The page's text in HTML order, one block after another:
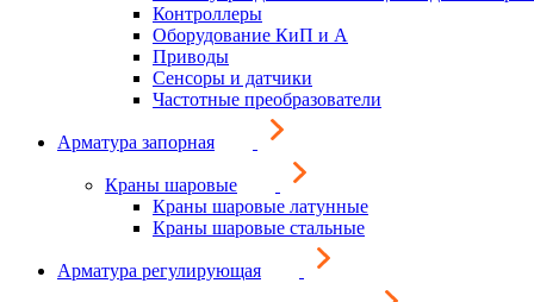
Контроллеры
Оборудование КиП и А
Приводы
Сенсоры и датчики
Частотные преобразователи
Арматура запорная
Краны шаровые
Краны шаровые латунные
Краны шаровые стальные
Арматура регулирующая